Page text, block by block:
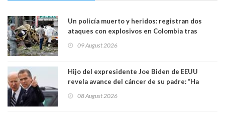
Un policía muerto y heridos: registran dos
ataques con explosivos en Colombia tras
09 August 2026
Hijo del expresidente Joe Biden de EEUU
revela avance del cáncer de su padre: “Ha
08 August 2026